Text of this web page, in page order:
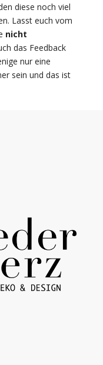
diese noch viel
Lasst euch vom
nicht
das Feedback
nur eine
sein und das ist